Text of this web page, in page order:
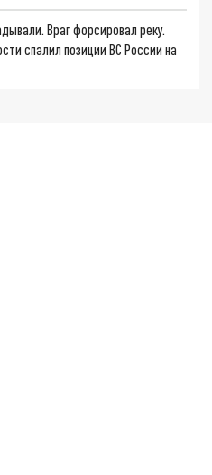
Враг форсировал реку.
спалил позиции ВС России на